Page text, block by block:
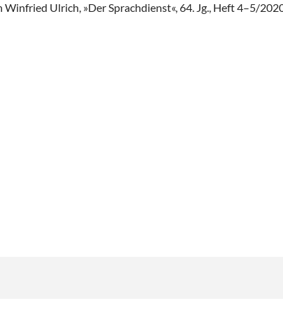
Ulrich, »Der Sprachdienst«, 64. Jg., Heft 4–5/